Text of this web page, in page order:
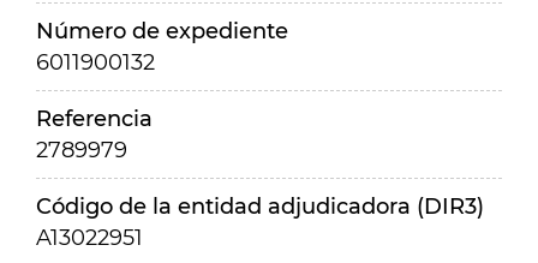
Número de expediente
6011900132
Referencia
2789979
Código de la entidad adjudicadora (DIR3)
A13022951